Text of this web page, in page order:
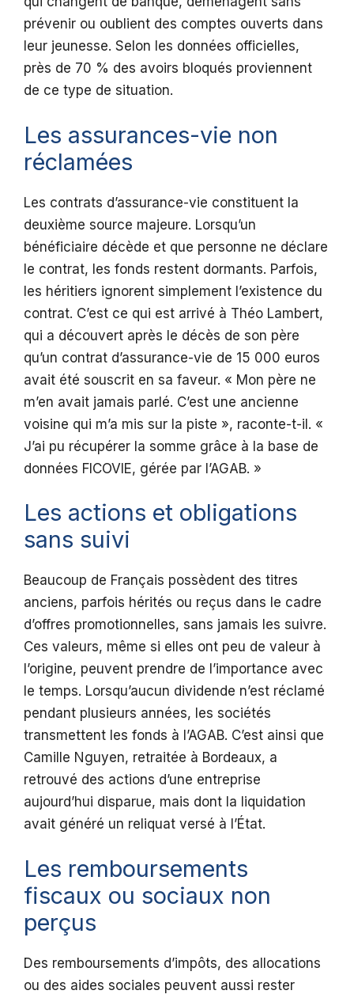
prévenir ou oublient des comptes ouverts dans
leur jeunesse. Selon les données officielles,
près de 70 % des avoirs bloqués proviennent
de ce type de situation.
Les assurances-vie non
réclamées
Les contrats d’assurance-vie constituent la
deuxième source majeure. Lorsqu’un
bénéficiaire décède et que personne ne déclare
le contrat, les fonds restent dormants. Parfois,
les héritiers ignorent simplement l’existence du
contrat. C’est ce qui est arrivé à Théo Lambert,
qui a découvert après le décès de son père
qu’un contrat d’assurance-vie de 15 000 euros
avait été souscrit en sa faveur. « Mon père ne
m’en avait jamais parlé. C’est une ancienne
voisine qui m’a mis sur la piste », raconte-t-il. «
J’ai pu récupérer la somme grâce à la base de
données FICOVIE, gérée par l’AGAB. »
Les actions et obligations
sans suivi
Beaucoup de Français possèdent des titres
anciens, parfois hérités ou reçus dans le cadre
d’offres promotionnelles, sans jamais les suivre.
Ces valeurs, même si elles ont peu de valeur à
l’origine, peuvent prendre de l’importance avec
le temps. Lorsqu’aucun dividende n’est réclamé
pendant plusieurs années, les sociétés
transmettent les fonds à l’AGAB. C’est ainsi que
Camille Nguyen, retraitée à Bordeaux, a
retrouvé des actions d’une entreprise
aujourd’hui disparue, mais dont la liquidation
avait généré un reliquat versé à l’État.
Les remboursements
fiscaux ou sociaux non
perçus
Des remboursements d’impôts, des allocations
ou des aides sociales peuvent aussi rester